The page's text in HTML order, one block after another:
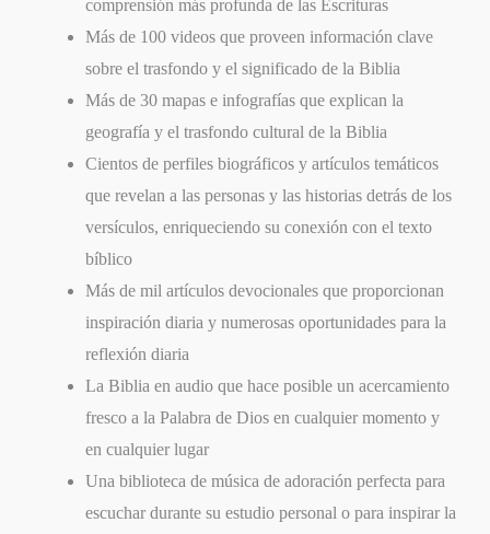
comprensión más profunda de las Escrituras
Más de 100 videos que proveen información clave
sobre el trasfondo y el significado de la Biblia
Más de 30 mapas e infografías que explican la
geografía y el trasfondo cultural de la Biblia
Cientos de perfiles biográficos y artículos temáticos
que revelan a las personas y las historias detrás de los
versículos, enriqueciendo su conexión con el texto
bíblico
Más de mil artículos devocionales que proporcionan
inspiración diaria y numerosas oportunidades para la
reflexión diaria
La Biblia en audio que hace posible un acercamiento
fresco a la Palabra de Dios en cualquier momento y
en cualquier lugar
Una biblioteca de música de adoración perfecta para
escuchar durante su estudio personal o para inspirar la